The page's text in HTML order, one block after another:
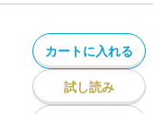
カートに入れる
試し読み